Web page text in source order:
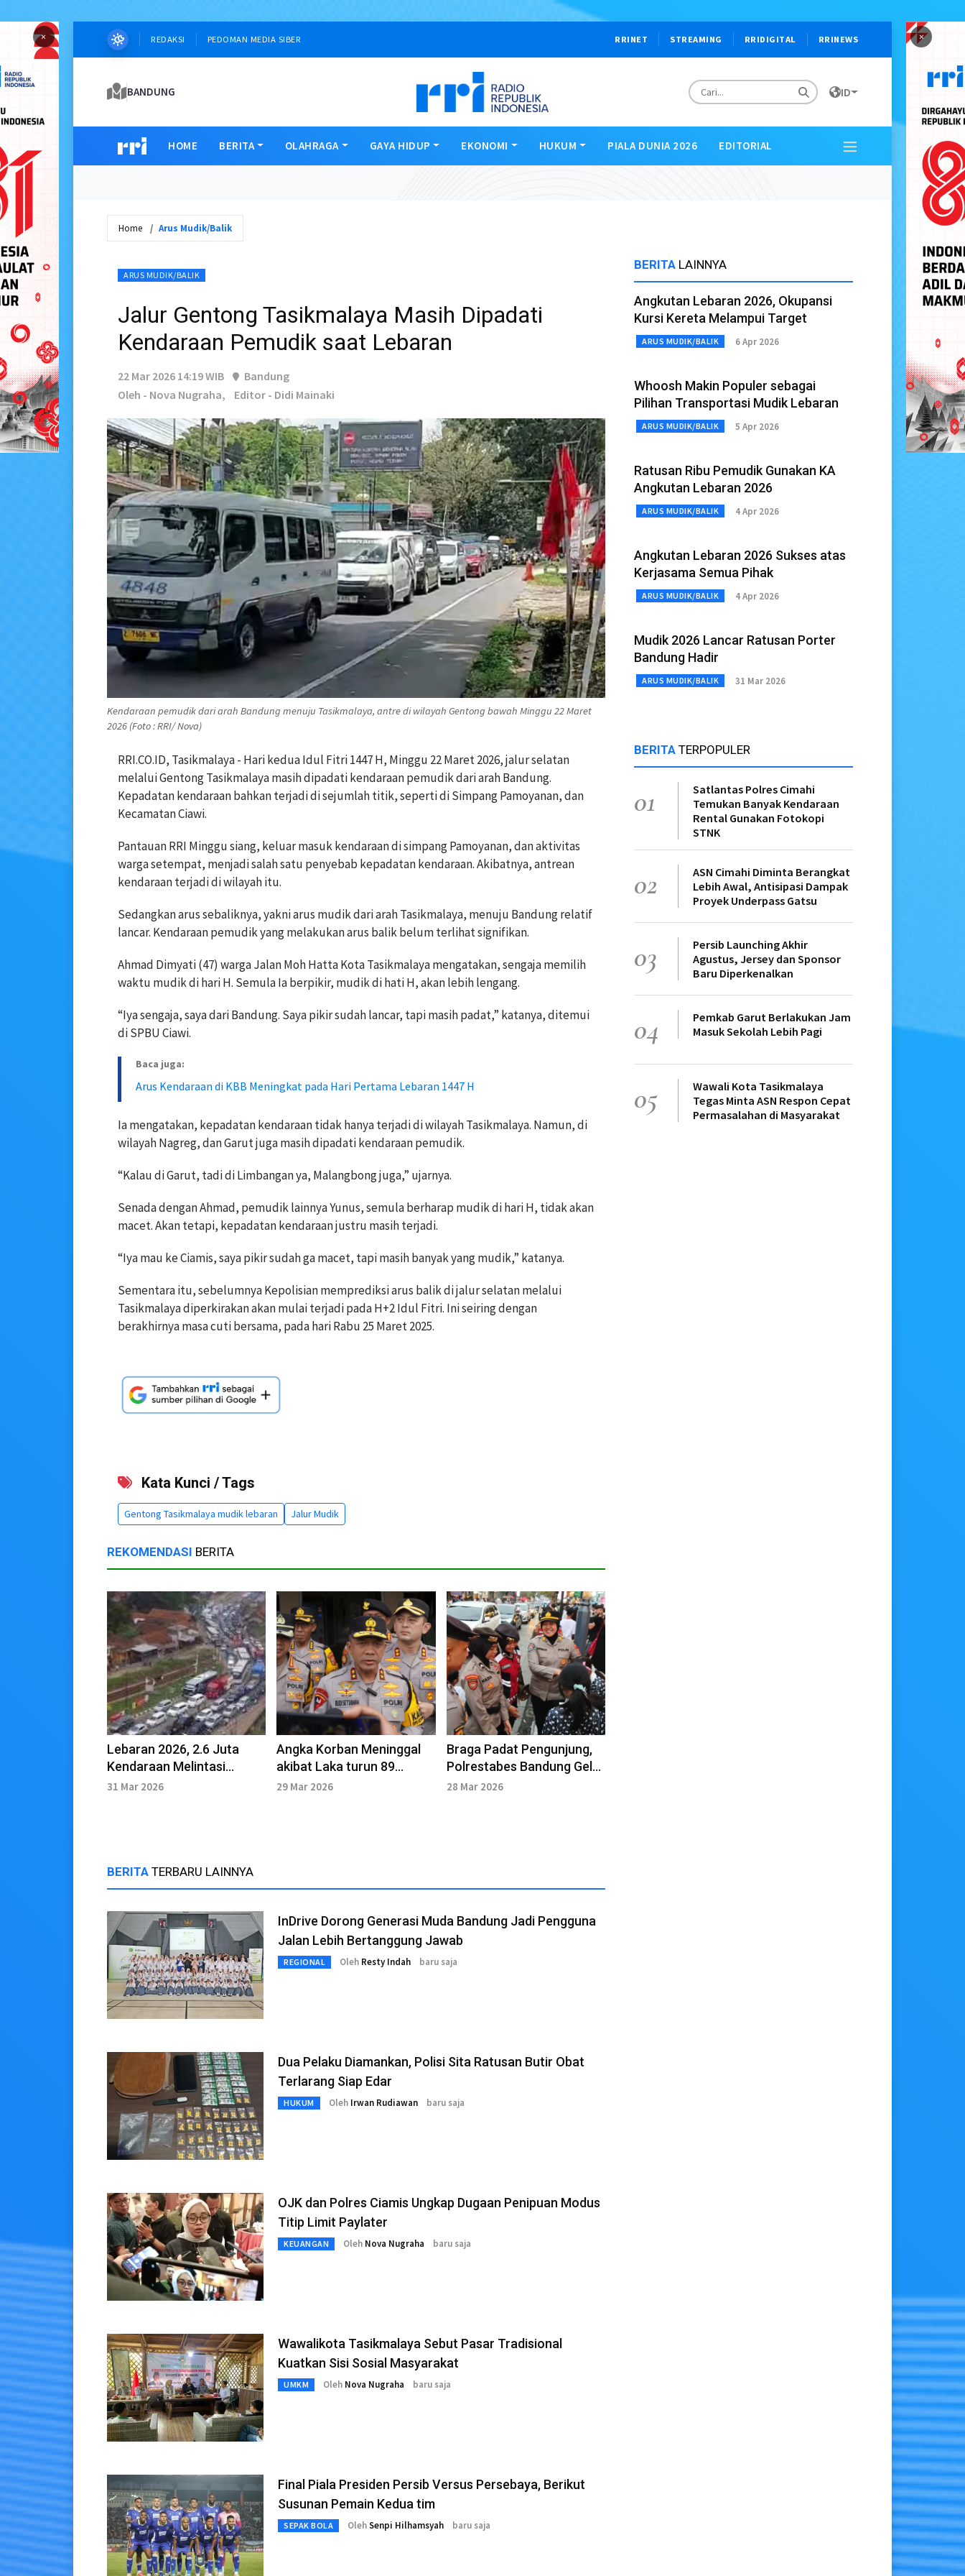
× ×
REDAKSI PEDOMAN MEDIA SIBER RRINET STREAMING RRIDIGITAL RRINEWS
BANDUNG ID
HOME BERITA OLAHRAGA GAYA HIDUP EKONOMI HUKUM PIALA DUNIA 2026 EDITORIAL
Home Arus Mudik/Balik
ARUS MUDIK/BALIK
Jalur Gentong Tasikmalaya Masih Dipadati
Kendaraan Pemudik saat Lebaran
22 Mar 2026 14:19 WIB
Bandung
Oleh - Nova Nugraha,
Editor - Didi Mainaki
Kendaraan pemudik dari arah Bandung menuju Tasikmalaya, antre di wilayah Gentong bawah Minggu 22 Maret
2026 (Foto : RRI/ Nova)
RRI.CO.ID, Tasikmalaya - Hari kedua Idul Fitri 1447 H, Minggu 22 Maret 2026, jalur selatan
melalui Gentong Tasikmalaya masih dipadati kendaraan pemudik dari arah Bandung.
Kepadatan kendaraan bahkan terjadi di sejumlah titik, seperti di Simpang Pamoyanan, dan
Kecamatan Ciawi.
Pantauan RRI Minggu siang, keluar masuk kendaraan di simpang Pamoyanan, dan aktivitas
warga setempat, menjadi salah satu penyebab kepadatan kendaraan. Akibatnya, antrean
kendaraan terjadi di wilayah itu.
Sedangkan arus sebaliknya, yakni arus mudik dari arah Tasikmalaya, menuju Bandung relatif
lancar. Kendaraan pemudik yang melakukan arus balik belum terlihat signifikan.
Ahmad Dimyati (47) warga Jalan Moh Hatta Kota Tasikmalaya mengatakan, sengaja memilih
waktu mudik di hari H. Semula Ia berpikir, mudik di hati H, akan lebih lengang.
“Iya sengaja, saya dari Bandung. Saya pikir sudah lancar, tapi masih padat,” katanya, ditemui
di SPBU Ciawi.
Baca juga:
Arus Kendaraan di KBB Meningkat pada Hari Pertama Lebaran 1447 H
Ia mengatakan, kepadatan kendaraan tidak hanya terjadi di wilayah Tasikmalaya. Namun, di
wilayah Nagreg, dan Garut juga masih dipadati kendaraan pemudik.
“Kalau di Garut, tadi di Limbangan ya, Malangbong juga,” ujarnya.
Senada dengan Ahmad, pemudik lainnya Yunus, semula berharap mudik di hari H, tidak akan
macet. Akan tetapi, kepadatan kendaraan justru masih terjadi.
“Iya mau ke Ciamis, saya pikir sudah ga macet, tapi masih banyak yang mudik,” katanya.
Sementara itu, sebelumnya Kepolisian memprediksi arus balik di jalur selatan melalui
Tasikmalaya diperkirakan akan mulai terjadi pada H+2 Idul Fitri. Ini seiring dengan
berakhirnya masa cuti bersama, pada hari Rabu 25 Maret 2025.
Kata Kunci / Tags
Gentong Tasikmalaya mudik lebaran Jalur Mudik
REKOMENDASI BERITA
Lebaran 2026, 2.6 Juta
Kendaraan Melintasi
Nagreg Garut
31 Mar 2026
Angka Korban Meninggal
akibat Laka turun 89
Persen, di Arus Mudik dan
29 Mar 2026
Braga Padat Pengunjung,
Polrestabes Bandung Gelar
Patroli Dialogis Jaga
28 Mar 2026
BERITA TERBARU LAINNYA
InDrive Dorong Generasi Muda Bandung Jadi Pengguna
Jalan Lebih Bertanggung Jawab
REGIONAL Oleh Resty Indah baru saja
Dua Pelaku Diamankan, Polisi Sita Ratusan Butir Obat
Terlarang Siap Edar
HUKUM Oleh Irwan Rudiawan baru saja
OJK dan Polres Ciamis Ungkap Dugaan Penipuan Modus
Titip Limit Paylater
KEUANGAN Oleh Nova Nugraha baru saja
Wawalikota Tasikmalaya Sebut Pasar Tradisional
Kuatkan Sisi Sosial Masyarakat
UMKM Oleh Nova Nugraha baru saja
Final Piala Presiden Persib Versus Persebaya, Berikut
Susunan Pemain Kedua tim
SEPAK BOLA OlehSenpi Hilhamsyah baru saja
BERITA LAINNYA
Angkutan Lebaran 2026, Okupansi
Kursi Kereta Melampui Target
ARUS MUDIK/BALIK 6 Apr 2026
Whoosh Makin Populer sebagai
Pilihan Transportasi Mudik Lebaran
ARUS MUDIK/BALIK 5 Apr 2026
Ratusan Ribu Pemudik Gunakan KA
Angkutan Lebaran 2026
ARUS MUDIK/BALIK 4 Apr 2026
Angkutan Lebaran 2026 Sukses atas
Kerjasama Semua Pihak
ARUS MUDIK/BALIK 4 Apr 2026
Mudik 2026 Lancar Ratusan Porter
Bandung Hadir
ARUS MUDIK/BALIK 31 Mar 2026
BERITA TERPOPULER
01
Satlantas Polres Cimahi
Temukan Banyak Kendaraan
Rental Gunakan Fotokopi
STNK
02
ASN Cimahi Diminta Berangkat
Lebih Awal, Antisipasi Dampak
Proyek Underpass Gatsu
03
Persib Launching Akhir
Agustus, Jersey dan Sponsor
Baru Diperkenalkan
04
Pemkab Garut Berlakukan Jam
Masuk Sekolah Lebih Pagi
05
Wawali Kota Tasikmalaya
Tegas Minta ASN Respon Cepat
Permasalahan di Masyarakat